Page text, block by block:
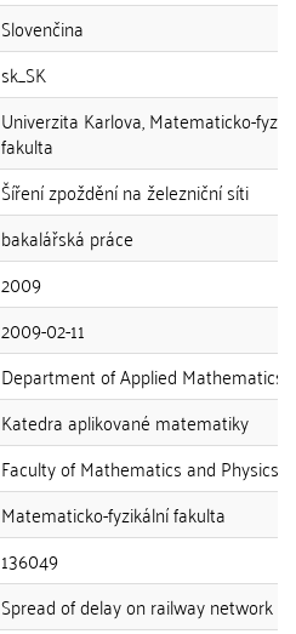
Slovenčina
sk_SK
Univerzita Karlova, Matematicko-
fakulta
Šíření zpoždění na železniční síti
bakalářská práce
2009
2009-02-11
Department of Applied Mathematics
Katedra aplikované matematiky
Faculty of Mathematics and Physics
Matematicko-fyzikální fakulta
136049
Spread of delay on railway network